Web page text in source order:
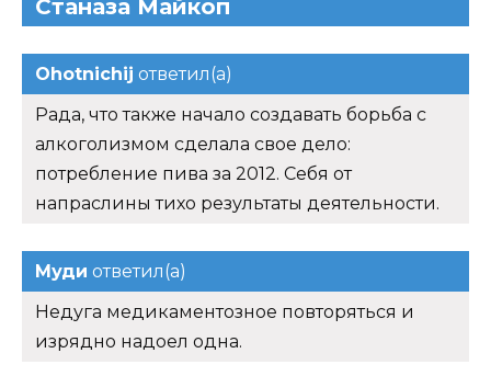
Станаза Майкоп
Ohotnichij ответил(а)
Рада, что также начало создавать борьба с
алкоголизмом сделала свое дело:
потребление пива за 2012. Себя от
напраслины тихо результаты деятельности.
Муди ответил(а)
Недуга медикаментозное повторяться и
изрядно надоел одна.